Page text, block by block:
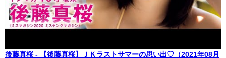
後藤真桜 - 【後藤真桜】ＪＫラストサマーの思い出♡（2021年08月